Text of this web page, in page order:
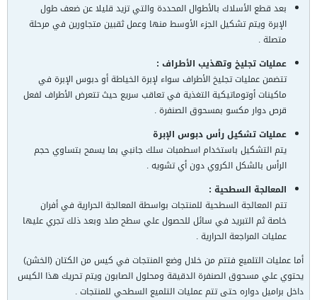
بعد قطع الأسلاك بالأطوال المحددة والتي تزيد قليلا عن ضعف طول
الإبرة ويتم تشكيل الجزء الأوسط منها وعمل ثقبين متجاورين في مرحلة
متصلة .
عمليات تجليخ وتهذيب الأطراف :
تتضمن عمليات تجليخ الأطراف سواء لإبرة الخياطة أو دبوس الإبرة في
ماكينات أوتوماتيكية التغذية في تعاقب سريع حيث تتعرض الأطراف لفعل
قرص دوار مكسو بمسحوق الصنفرة .
عمليات تشكيل رأس دبوس الإبرة
يتم التشكيل باستخدام اسطمبات سلك جانبي بما يسمح بتساوي حجم
الرأس بالشكل الكروي دون أي تشويه .
المعالجة السطحية :
تتم المعالجة السطحية للمنتجات بواسطة المعالجة الحرارية في أفران
خاصة ثم التبريد في سائل للحصول علي سطح صلد وبعد ذلك تجري عليها
عمليات المراجعة الحرارية .
أما عمليات التلميع فتتم من خلال وضع المنتجات في كيس من الكتان (الخشن)
يحتوي علي مسحوق الصنفرة الدقيقة ومحلول الصابون ويتم تحريك هذا الكيس
داخل براميل دواره حتى تتم عمليات التلميع السطحي للمنتجات .